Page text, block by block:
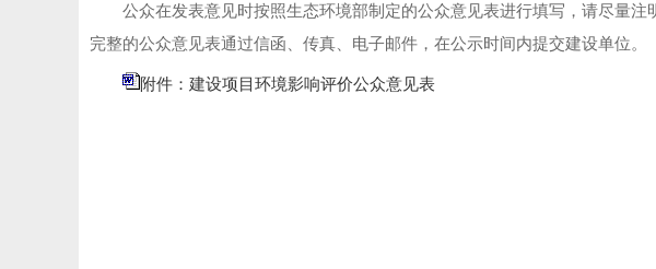
公众在发表意见时按照生态环境部制定的公众意见表进行填写，请尽量
完整的公众意见表通过信函、传真、电子邮件，在公示时间内提交建设单位。
附件：建设项目环境影响评价公众意见表